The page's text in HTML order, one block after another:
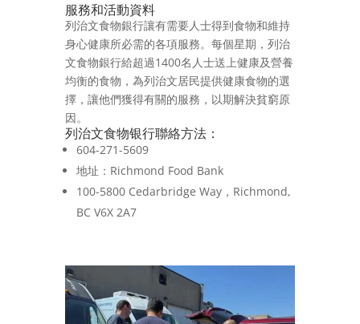
服務和活動資料
列治文食物銀行讓有需要人士得到食物和維持
身心健康所必需的各項服務。每個星期，列治
文食物銀行給超過1400名人士送上健康及營養
均衡的食物，為列治文居民提供健康食物的選
擇，讓他們獲得有關的服務，以期解決貧窮原
因。
列治文食物银行聯絡方法：
604-271-5609
地址：Richmond Food Bank
100-5800 Cedarbridge Way，Richmond,
BC V6X 2A7